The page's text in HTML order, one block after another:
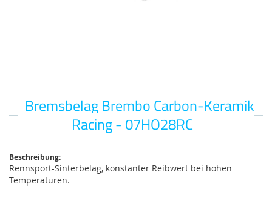
Bremsbelag Brembo Carbon-Keramik
Racing - 07HO28RC
Zum
Anfang
Beschreibung:
Rennsport-Sinterbelag, konstanter Reibwert bei hohen
Temperaturen.